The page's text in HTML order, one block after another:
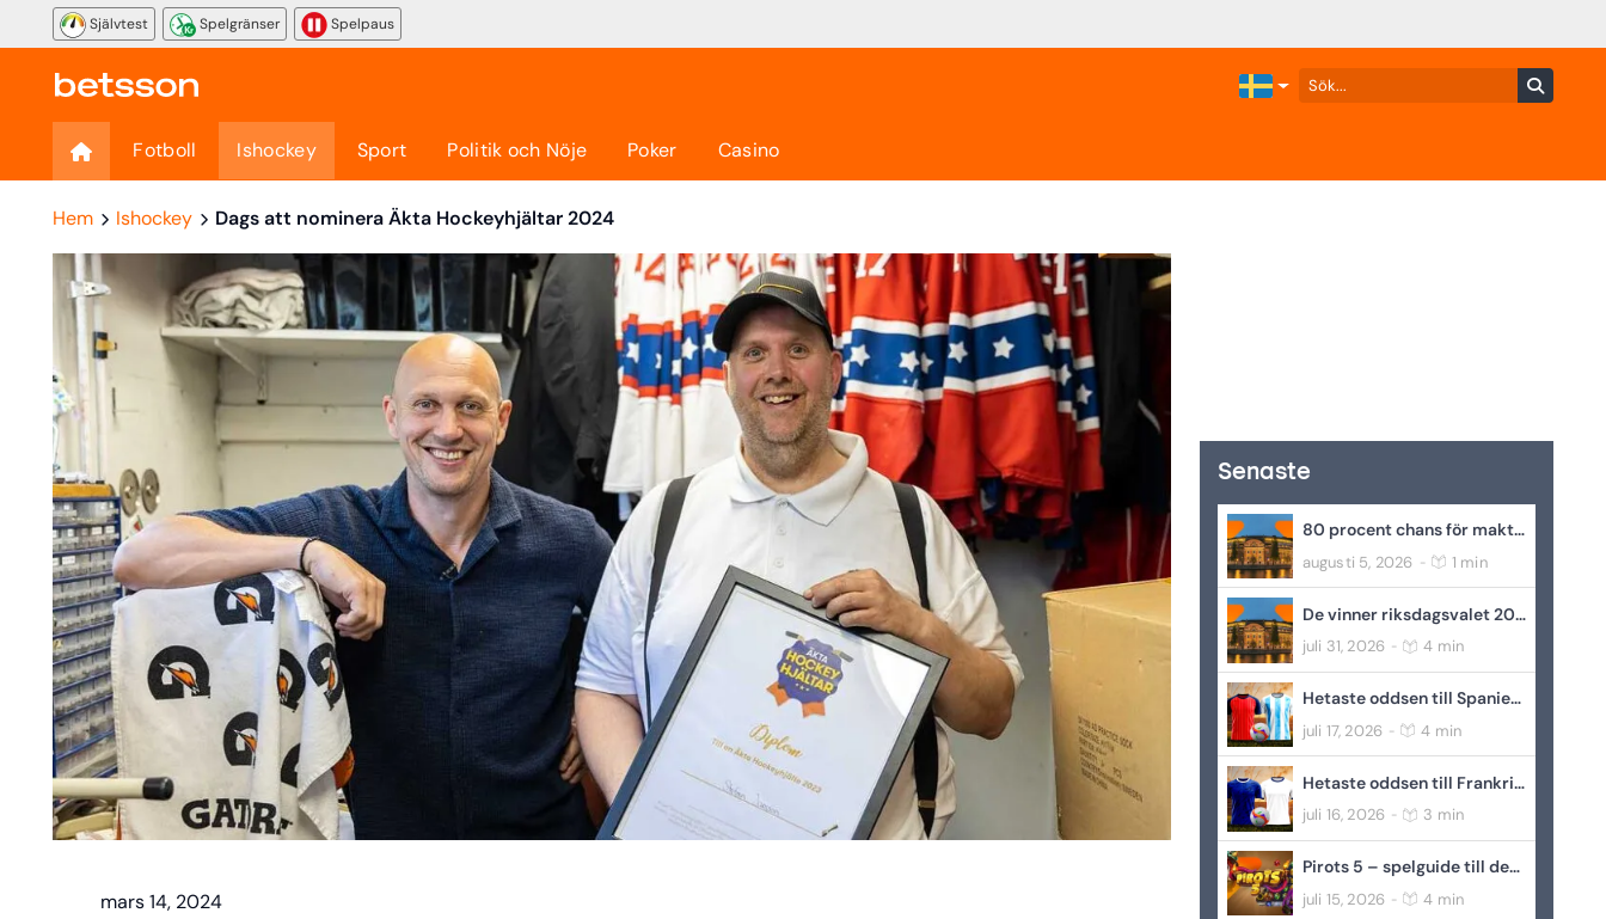
Självtest Spelgränser Spelpaus
Fotboll Ishockey Sport Politik och Nöje Poker Casino
Hem Ishockey Dags att nominera Äkta Hockeyhjältar 2024
mars 14, 2024
Senaste
80 procent chans för maktskifte – enligt oddsen
augusti 5, 2026 - 1 min
De vinner riksdagsvalet 2026 – enligt oddsen
juli 31, 2026 - 4 min
Hetaste oddsen till Spanien-Argentina – VM-final 2026
juli 17, 2026 - 4 min
Hetaste oddsen till Frankrike-England – bronsmatch VM 2026
juli 16, 2026 - 3 min
Pirots 5 – spelguide till den förlorade guldstaden
juli 15, 2026 - 4 min